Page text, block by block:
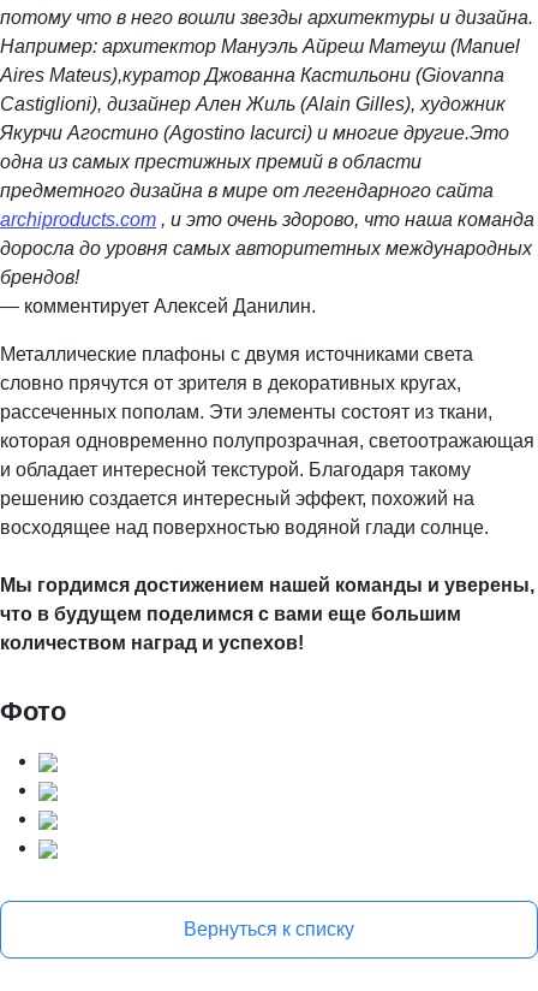
потому что в него вошли звезды архитектуры и дизайна.
Например: архитектор Мануэль Айреш Матеуш (Manuel
Aires Mateus),куратор Джованна Кастильони (Giovanna
Castiglioni), дизайнер Ален Жиль (Alain Gilles), художник
Якурчи Агостино (Agostino Iacurci) и многие другие.Это
одна из самых престижных премий в области
предметного дизайна в мире от легендарного сайта
archiproducts.com , и это очень здорово, что наша команда
доросла до уровня самых авторитетных международных
брендов!
— комментирует Алексей Данилин.
Металлические плафоны с двумя источниками света
словно прячутся от зрителя в декоративных кругах,
рассеченных пополам. Эти элементы состоят из ткани,
которая одновременно полупрозрачная, светоотражающая
и обладает интересной текстурой. Благодаря такому
решению создается интересный эффект, похожий на
восходящее над поверхностью водяной глади солнце.
Мы гордимся достижением нашей команды и уверены,
что в будущем поделимся с вами еще большим
количеством наград и успехов!
Фото
Вернуться к списку